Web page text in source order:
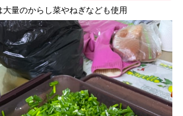
量のからし菜やねぎなども使用